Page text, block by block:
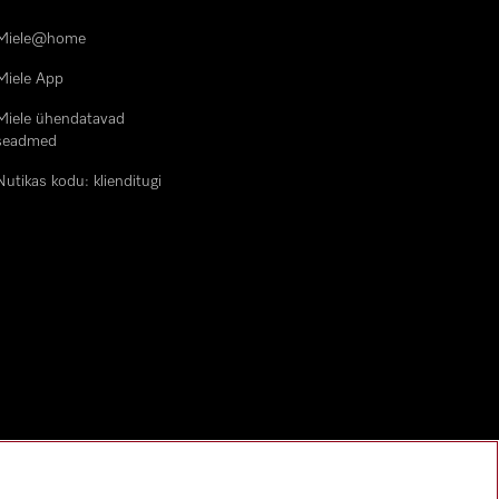
App
ühendatavad
kodu: klienditugi